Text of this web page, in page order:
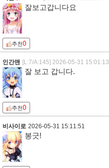
잘보고갑니다요
추천0
인간맨 [L:7/A:145] 2026-05-31 15:01:13
잘 보고 갑니다.
추천0
비사이로 2026-05-31 15:11:51
봉긋!